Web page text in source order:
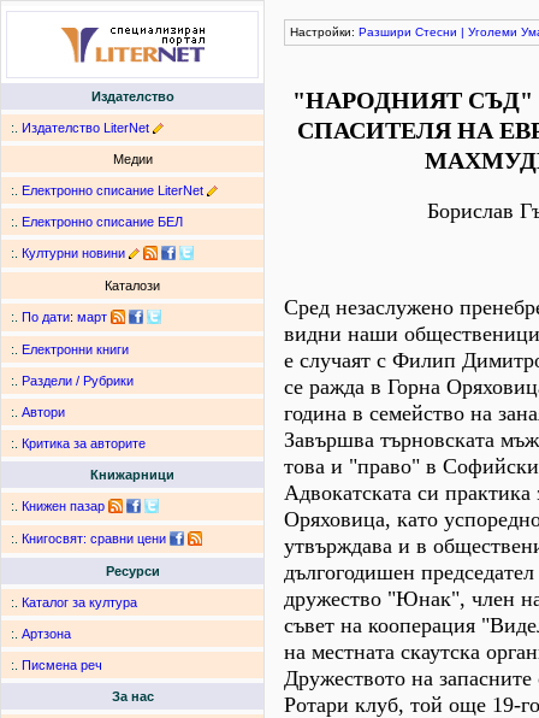
Издателство
:. Издателство LiterNet
Медии
:. Електронно списание LiterNet
:. Електронно списание БЕЛ
:. Културни новини
Каталози
:. По дати: март
:. Електронни книги
:. Раздели / Рубрики
:. Автори
:. Критика за авторите
Книжарници
:. Книжен пазар
:. Книгосвят: сравни цени
Ресурси
:. Каталог за култура
:. Артзона
:. Писмена реч
За нас
Настройки: Разшири Стесни | Уголеми
"НАРОДНИЯТ
СПАСИТЕЛЯ НА
Борислав
Сред незаслужено
видни наши
е случаят с Филип
се ражда в Горна
година в семейство на
Завършва търновската
това и "право" в
Адвокатската си практика
Оряховица, като
утвърждава и в
дългогодишен
дружество "Юнак", член
съвет на кооперация
на местната скаутска
Дружеството на
Ротари клуб, той още 19-